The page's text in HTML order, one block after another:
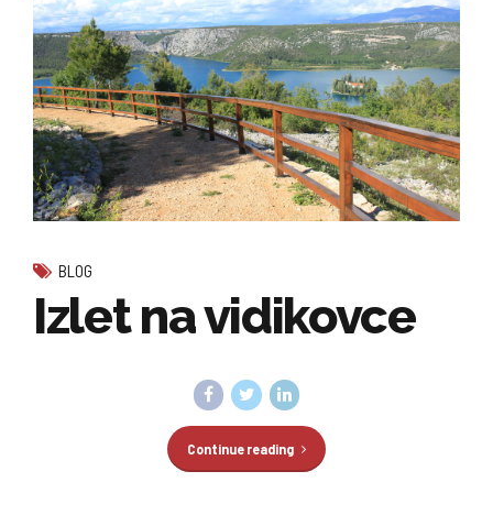
BLOG
Izlet na vidikovce
Continue reading